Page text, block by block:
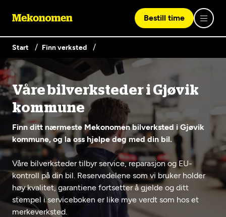
Finn verksted
Våre tjenester
Bilservice
EU-kontroll - Vanlig bil (opptil 3,5t)
Hvorfor Mekonomen
Bilkonto
Elbilverksted
Biltips og råd
Bestill time
Lag en brukerkonto
Er du ikke Mekonomen-kunde ennå? Opprett en konto
ved å klikke på knappen nedenfor.
Logg inn med Vipps
Vipps på denne enhet
Start Finn verksted
Våre bilverksteder i Gjøvik
kommune
Finn ditt nærmeste Mekonomen bilverksted i Gjøvik
kommune, og la oss hjelpe deg med din bil.
Våre bilverksteder tilbyr service, reparasjon og EU-
kontroll på din bil. Reservedelene som vi bruker holder
høy kvalitet, garantiene fortsetter å gjelde og ditt
stempel i serviceboken er like mye verdt som hos et
merkeverksted.